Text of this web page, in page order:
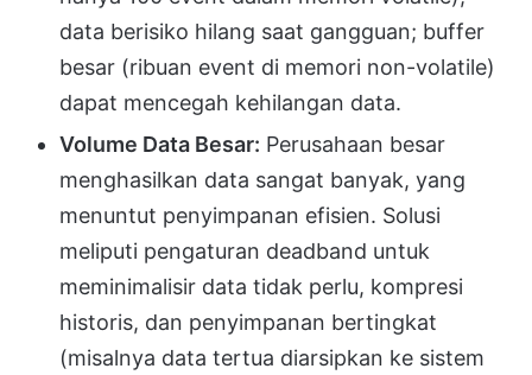
data berisiko hilang saat gangguan; buffer
besar (ribuan event di memori non-volatile)
dapat mencegah kehilangan data.
Volume Data Besar: Perusahaan besar
menghasilkan data sangat banyak, yang
menuntut penyimpanan efisien. Solusi
meliputi pengaturan deadband untuk
meminimalisir data tidak perlu, kompresi
historis, dan penyimpanan bertingkat
(misalnya data tertua diarsipkan ke sistem